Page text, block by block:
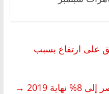
على ارتفاع بسبب
2019
→